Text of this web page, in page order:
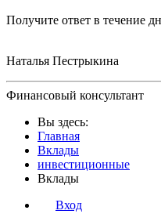
Получите ответ в течение
Наталья Пестрыкина
Финансовый консультант
Вы здесь:
Главная
Вклады
инвестиционные
Вклады
Вход